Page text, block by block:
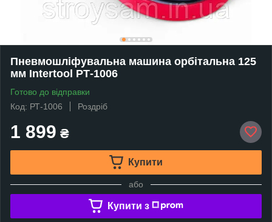
Пневмошліфувальна машина орбітальна 125
мм Intertool РТ-1006
Готово до відправки
Код: РТ-1006
Роздріб
1 899 ₴
Купити
або
Купити з